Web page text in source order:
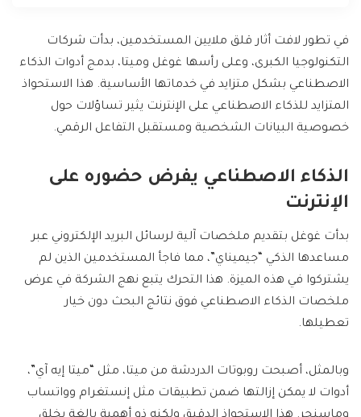
في تطور لافت أثار قلق ملايين المستخدمين، بدأت شركات
التكنولوجيا الكبرى، وعلى رأسها غوغل وميتا، بدمج أدوات الذكاء
الاصطناعي بشكل متزايد في خدماتها الأساسية. هذا الاستحواذ
المتزايد للذكاء الاصطناعي على الإنترنت يثير تساؤلات حول
خصوصية البيانات الشخصية ومستقبل التفاعل الرقمي.
الذكاء الاصطناعي يفرض حضوره على
الإنترنت
بدأت غوغل بتقديم ملخصات آلية لرسائل البريد الإلكتروني عبر
مساعدها الذكي “جيميناي”، مما فاجأ المستخدمين الذين لم
يشتركوا في هذه الميزة. هذا التحرك يتبع نهج الشركة في عرض
ملخصات الذكاء الاصطناعي فوق نتائج البحث دون خيار
تعطيلها.
وبالمثل، أصبحت روبوتات الدردشة من ميتا، مثل “ميتا إيه آي”،
أدوات لا يمكن إزالتها ضمن تطبيقات مثل إنستغرام وواتساب